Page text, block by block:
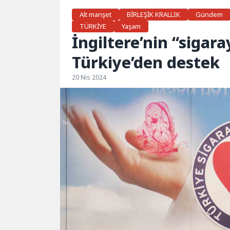
Alt manşet
BİRLEŞİK KRALLIK Gündem
TÜRKİYE
Yaşam
İngiltere’nin
Türkiye’den destek
20 Nis 2024